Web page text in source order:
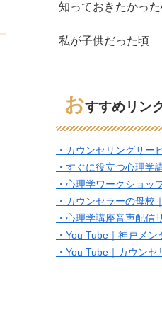
知っておきたかっ
私が子供だった頃
おすすめリン
・カウンセリングサー
・すぐに役立つ心理学
・心理学ワークショッ
・カウンセラーの母校
・心理学講座音声配信
・You Tube｜神戸メ
・You Tube｜カウン